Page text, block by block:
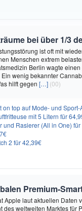
bei über 1/3
ist oft mit
Menschen extrem
Berlin wagte
wenig bekannter
hilft gegen […] (00)
top auf Mode- und Sport-
mit 5 Litern für
und Rasierer (All in One)
2 für 42,39€
Premium-
Apple laut aktuellen Daten
des weltweiten Marktes für